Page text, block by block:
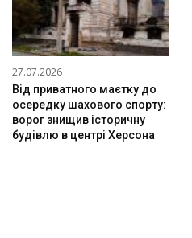
27.07.2026
Від приватного маєтку до
осередку шахового спорту:
ворог знищив історичну
будівлю в центрі Херсона